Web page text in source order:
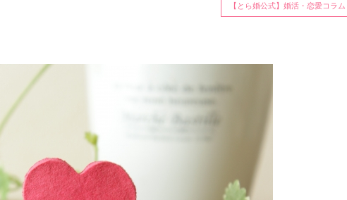
【とら婚公式】婚活・恋愛コラム